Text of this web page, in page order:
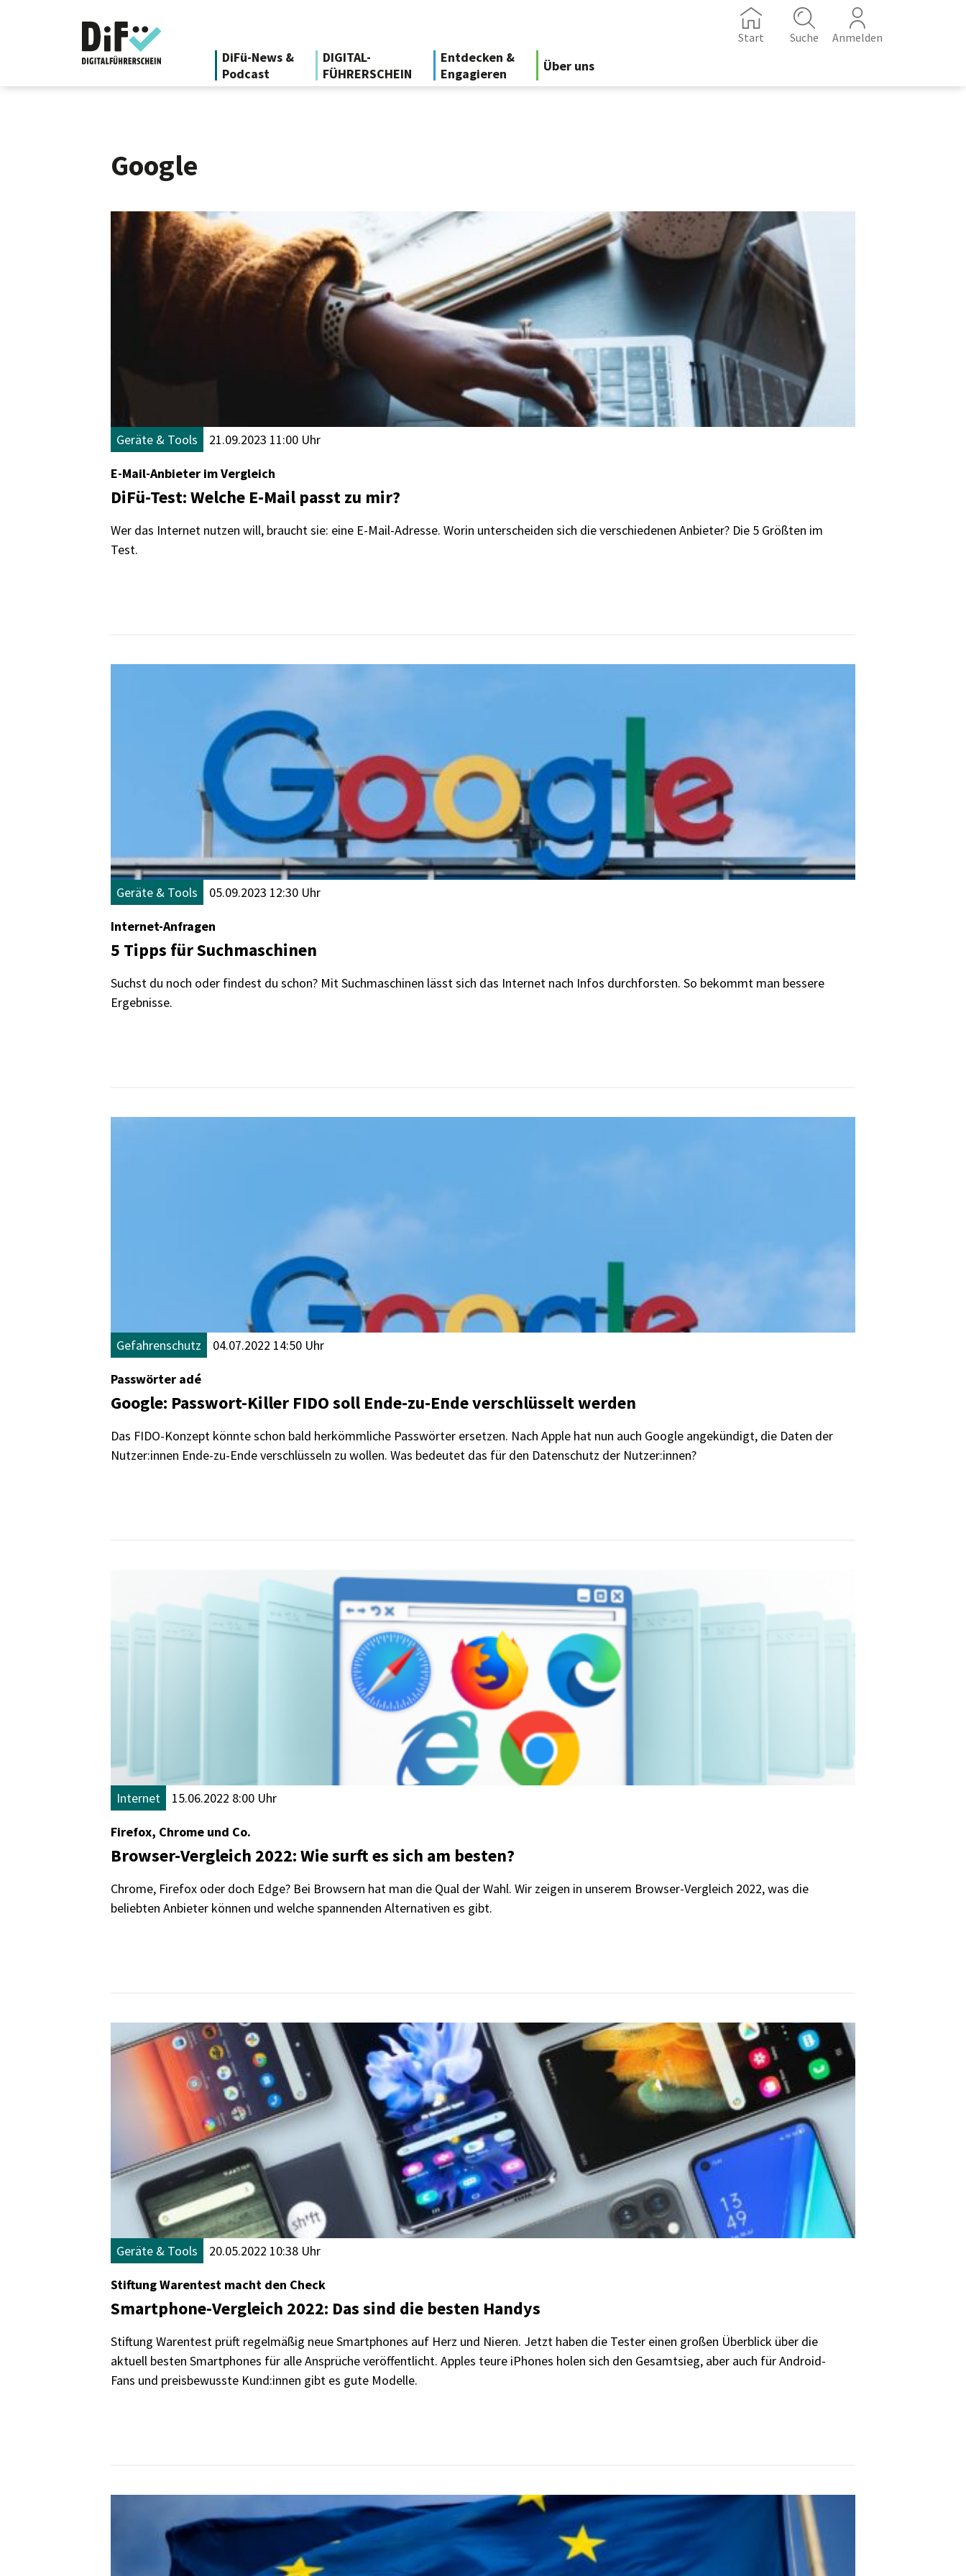
DiFü-News &
Podcast
DIGITAL-
FÜHRERSCHEIN
Entdecken &
Engagieren
Über uns
Start Suche Anmelden
Google
Geräte & Tools 21.09.2023 11:00 Uhr
E-Mail-Anbieter im Vergleich
DiFü-Test: Welche E-Mail passt zu mir?
Wer das Internet nutzen will, braucht sie: eine E-Mail-Adresse. Worin unterscheiden sich die verschiedenen Anbieter? Die 5 Größten im
Test.
Geräte & Tools 05.09.2023 12:30 Uhr
Internet-Anfragen
5 Tipps für Suchmaschinen
Suchst du noch oder findest du schon? Mit Suchmaschinen lässt sich das Internet nach Infos durchforsten. So bekommt man bessere
Ergebnisse.
Gefahrenschutz 04.07.2022 14:50 Uhr
Passwörter adé
Google: Passwort-Killer FIDO soll Ende-zu-Ende verschlüsselt werden
Das FIDO-Konzept könnte schon bald herkömmliche Passwörter ersetzen. Nach Apple hat nun auch Google angekündigt, die Daten der
Nutzer:innen Ende-zu-Ende verschlüsseln zu wollen. Was bedeutet das für den Datenschutz der Nutzer:innen?
Internet 15.06.2022 8:00 Uhr
Firefox, Chrome und Co.
Browser-Vergleich 2022: Wie surft es sich am besten?
Chrome, Firefox oder doch Edge? Bei Browsern hat man die Qual der Wahl. Wir zeigen in unserem Browser-Vergleich 2022, was die
beliebten Anbieter können und welche spannenden Alternativen es gibt.
Geräte & Tools 20.05.2022 10:38 Uhr
Stiftung Warentest macht den Check
Smartphone-Vergleich 2022: Das sind die besten Handys
Stiftung Warentest prüft regelmäßig neue Smartphones auf Herz und Nieren. Jetzt haben die Tester einen großen Überblick über die
aktuell besten Smartphones für alle Ansprüche veröffentlicht. Apples teure iPhones holen sich den Gesamtsieg, aber auch für Android-
Fans und preisbewusste Kund:innen gibt es gute Modelle.